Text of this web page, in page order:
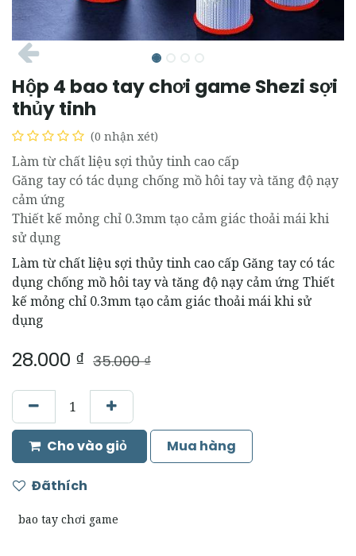
Hộp 4 bao tay chơi game Shezi sợi
thủy tinh
(0 nhận xét)
Làm từ chất liệu sợi thủy tinh cao cấp
Găng tay có tác dụng chống mồ hôi tay và tăng độ nạy
cảm ứng
Thiết kế mỏng chỉ 0.3mm tạo cảm giác thoải mái khi
sử dụng
Làm từ chất liệu sợi thủy tinh cao cấp Găng tay có tác
dụng chống mồ hôi tay và tăng độ nạy cảm ứng Thiết
kế mỏng chỉ 0.3mm tạo cảm giác thoải mái khi sử
dụng
28.000 ₫ 35.000₫
Cho vào giỏ Mua hàng
Đãthích
bao tay chơi game